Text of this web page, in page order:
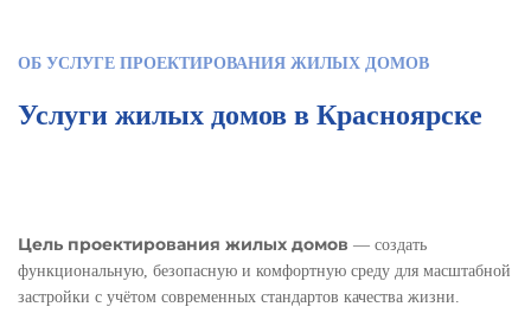
ОБ УСЛУГЕ ПРОЕКТИРОВАНИЯ ЖИЛЫХ ДОМОВ
Услуги жилых домов в Красноярске
Цель проектирования жилых домов — создать
функциональную, безопасную и комфортную среду для масштабной
застройки с учётом современных стандартов качества жизни.